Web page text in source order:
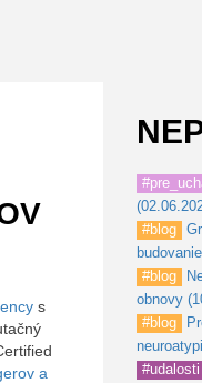
s
a
#blog
#blog
obnovy
#blog
#udalosti